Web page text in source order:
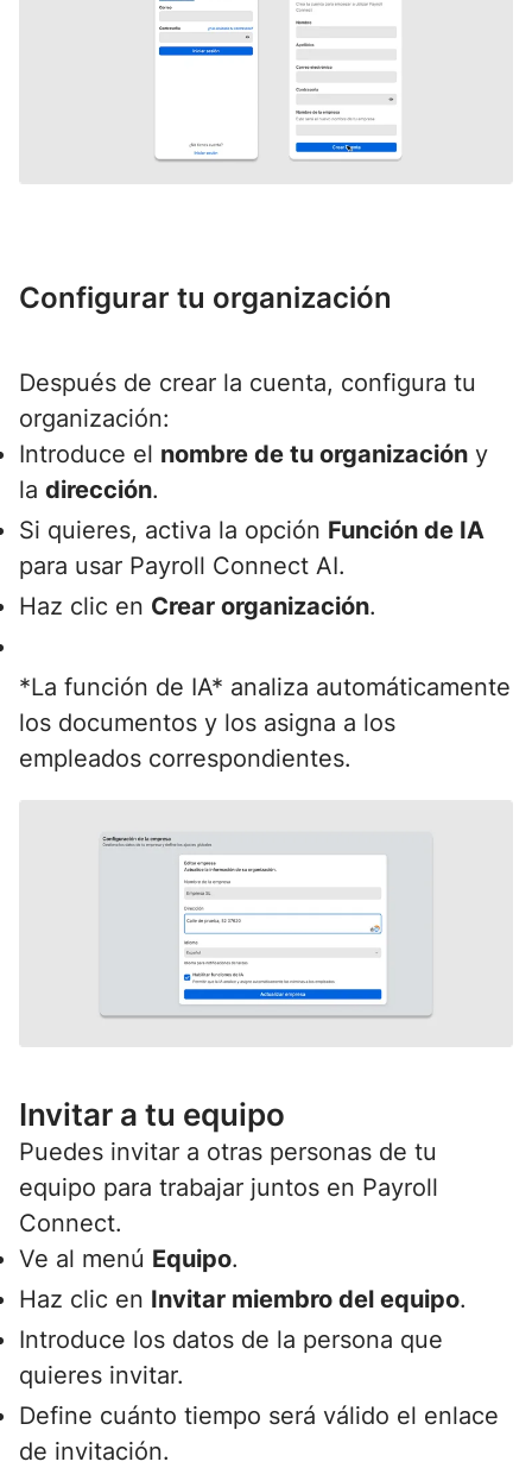
Configurar tu organización
Después de crear la cuenta, configura tu
organización:
Introduce el nombre de tu organización y
la dirección.
Si quieres, activa la opción Función de IA
para usar Payroll Connect AI.
Haz clic en Crear organización.
*La función de IA* analiza automáticamente
los documentos y los asigna a los
empleados correspondientes.
Invitar a tu equipo
Puedes invitar a otras personas de tu
equipo para trabajar juntos en Payroll
Connect.
Ve al menú Equipo.
Haz clic en Invitar miembro del equipo.
Introduce los datos de la persona que
quieres invitar.
Define cuánto tiempo será válido el enlace
de invitación.